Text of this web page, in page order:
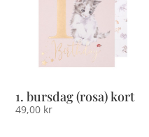
1. bursdag (rosa) kort
49,00 kr